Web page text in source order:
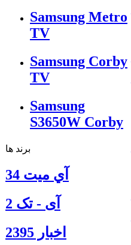
Samsung Metro
TV
Samsung Corby
TV
Samsung
S3650W Corby
برند ها
آي ميت 34
آی - تک 2
اخبار 2395